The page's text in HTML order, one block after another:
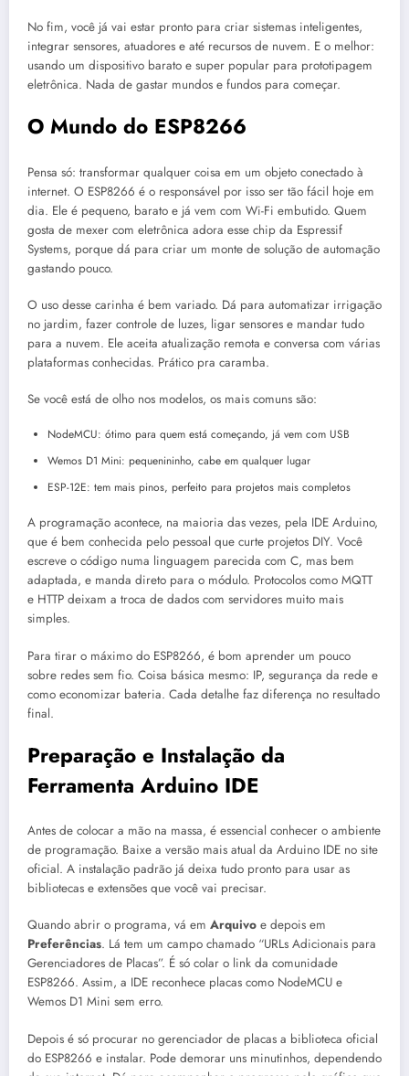
No fim, você já vai estar pronto para criar sistemas inteligentes,
integrar sensores, atuadores e até recursos de nuvem. E o melhor:
usando um dispositivo barato e super popular para prototipagem
eletrônica. Nada de gastar mundos e fundos para começar.
O Mundo do ESP8266
Pensa só: transformar qualquer coisa em um objeto conectado à
internet. O ESP8266 é o responsável por isso ser tão fácil hoje em
dia. Ele é pequeno, barato e já vem com Wi-Fi embutido. Quem
gosta de mexer com eletrônica adora esse chip da Espressif
Systems, porque dá para criar um monte de solução de automação
gastando pouco.
O uso desse carinha é bem variado. Dá para automatizar irrigação
no jardim, fazer controle de luzes, ligar sensores e mandar tudo
para a nuvem. Ele aceita atualização remota e conversa com várias
plataformas conhecidas. Prático pra caramba.
Se você está de olho nos modelos, os mais comuns são:
NodeMCU: ótimo para quem está começando, já vem com USB
Wemos D1 Mini: pequenininho, cabe em qualquer lugar
ESP-12E: tem mais pinos, perfeito para projetos mais completos
A programação acontece, na maioria das vezes, pela IDE Arduino,
que é bem conhecida pelo pessoal que curte projetos DIY. Você
escreve o código numa linguagem parecida com C, mas bem
adaptada, e manda direto para o módulo. Protocolos como MQTT
e HTTP deixam a troca de dados com servidores muito mais
simples.
Para tirar o máximo do ESP8266, é bom aprender um pouco
sobre redes sem fio. Coisa básica mesmo: IP, segurança da rede e
como economizar bateria. Cada detalhe faz diferença no resultado
final.
Preparação e Instalação da
Ferramenta Arduino IDE
Antes de colocar a mão na massa, é essencial conhecer o ambiente
de programação. Baixe a versão mais atual da Arduino IDE no site
oficial. A instalação padrão já deixa tudo pronto para usar as
bibliotecas e extensões que você vai precisar.
Quando abrir o programa, vá em Arquivo e depois em
Preferências. Lá tem um campo chamado “URLs Adicionais para
Gerenciadores de Placas”. É só colar o link da comunidade
ESP8266. Assim, a IDE reconhece placas como NodeMCU e
Wemos D1 Mini sem erro.
Depois é só procurar no gerenciador de placas a biblioteca oficial
do ESP8266 e instalar. Pode demorar uns minutinhos, dependendo